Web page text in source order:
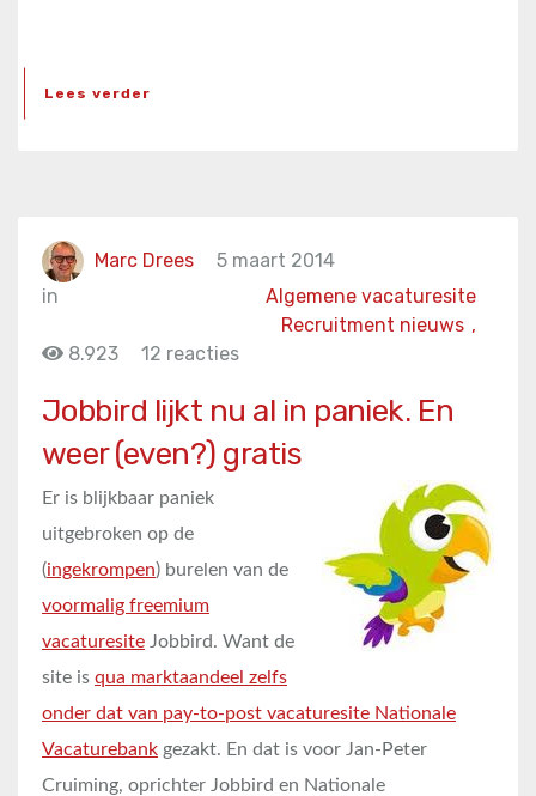
Lees verder
Marc Drees
5 maart 2014
in
Algemene vacaturesite
Recruitment nieuws ,
8.923
12 reacties
Jobbird lijkt nu al in paniek. En
weer (even?) gratis
Er is blijkbaar paniek
uitgebroken op de
(ingekrompen) burelen van de
voormalig freemium
vacaturesite Jobbird. Want de
site is qua marktaandeel zelfs
onder dat van pay-to-post vacaturesite Nationale
Vacaturebank gezakt. En dat is voor Jan-Peter
Cruiming, oprichter Jobbird en Nationale